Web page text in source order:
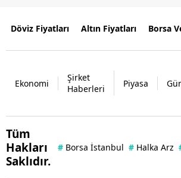
Döviz Fiyatları Altın Fiyatları Borsa
Ekonomi
Şirket
Haberleri
Piyasa
Tüm
Hakları
Saklıdır.
# Borsa İstanbul # Halka Arz